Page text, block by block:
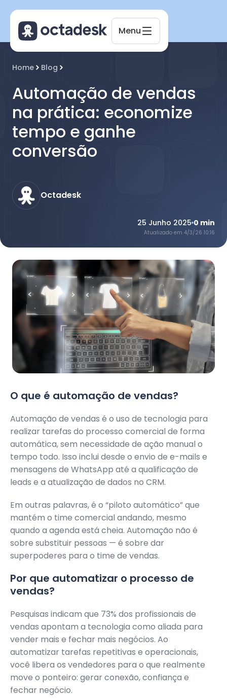
Menu
Home Blog
Automação de vendas
na prática: economize
tempo e ganhe
conversão
Octadesk
25 Junho 2025 0 min
Atualizado em 4/3/26 10:16
O que é automação de vendas?
Automação de vendas é o uso de tecnologia para
realizar tarefas do processo comercial de forma
automática, sem necessidade de ação manual o
tempo todo. Isso inclui desde o envio de e-mails e
mensagens de WhatsApp até a qualificação de
leads e a atualização de dados no CRM.
Em outras palavras, é o “piloto automático” que
mantém o time comercial andando, mesmo
quando a agenda está cheia. Automação não é
sobre substituir pessoas — é sobre dar
superpoderes para o time de vendas.
Por que automatizar o processo de
vendas?
Pesquisas indicam que 73% dos profissionais de
vendas apontam a tecnologia como aliada para
vender mais e fechar mais negócios. Ao
automatizar tarefas repetitivas e operacionais,
você libera os vendedores para o que realmente
move o ponteiro: gerar conexão, confiança e
fechar negócio.
Octadesk